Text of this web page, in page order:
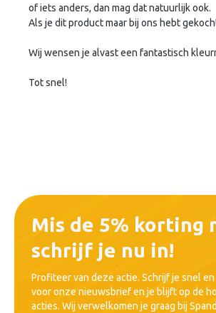
of iets anders, dan mag dat natuurlijk ook.
Als je dit product maar bij ons hebt
Wij wensen je alvast een fantastisch
Tot snel!
Mis de 5% korting
schrijf je nu in!
Profiteer van deze actie. Schrijf je snel
voor onze nieuwsbrief en je blijft op de
acties. Wij verwelkomen je graag bij